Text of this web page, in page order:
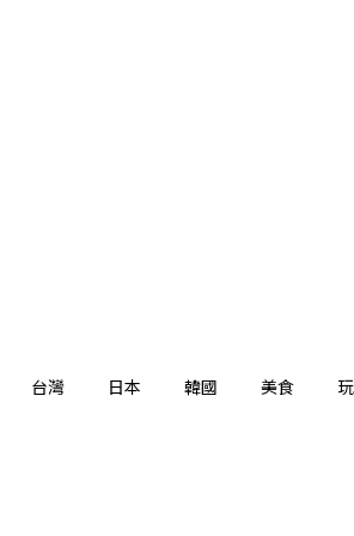
台灣 日本 韓國 美食